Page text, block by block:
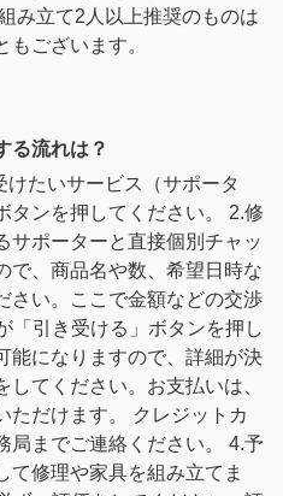
み立て2人以上推奨のものは
ございます。
る流れは？
たいサービス（サポータ
タンを押してください。 2.修
サポーターと直接個別チャッ
で、商品名や数、希望日時な
さい。ここで金額などの交渉
「引き受ける」ボタンを押し
能になりますので、詳細が決
てください。お支払いは、
ただけます。 クレジットカ
局までご連絡ください。 4.予
て修理や家具を組み立てま